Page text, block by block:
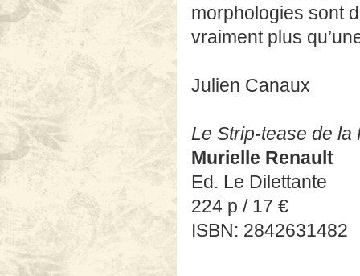
morphologies sont
vraiment plus
Julien Canaux
Le Strip-tease de la
Murielle Renault
Ed. Le Dilettante
224 p / 17 €
ISBN: 2842631482